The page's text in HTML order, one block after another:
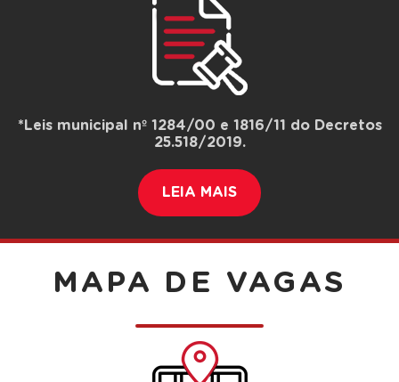
*Leis municipal nº 1284/00 e 1816/11 do Decretos
25.518/2019.
LEIA MAIS
I - os veículos oficiais do serviço público federal,
estadual e municipal, desde que devidamente
MAPA DE VAGAS